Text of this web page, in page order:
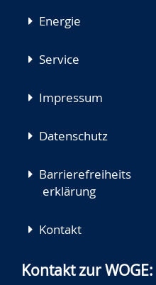
Energie
Service
Impressum
Datenschutz
Barrierefreiheits
erklärung
Kontakt
Kontakt zur WOGE: